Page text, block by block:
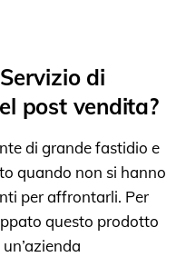
di
post vendita?
di grande fastidio e
quando non si hanno
per affrontarli. Per
questo prodotto